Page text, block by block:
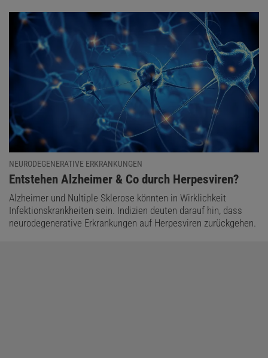
NEURODEGENERATIVE ERKRANKUNGEN
:
Entstehen Alzheimer & Co durch Herpesviren?
Alzheimer und Nultiple Sklerose könnten in Wirklichkeit
Infektionskrankheiten sein. Indizien deuten darauf hin, dass
neurodegenerative Erkrankungen auf Herpesviren zurückgehen.